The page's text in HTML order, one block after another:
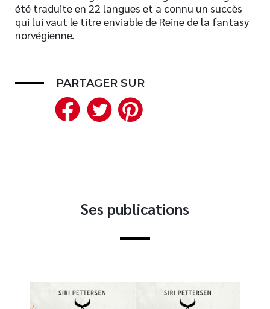
Nouveautés
Meilleurs vendeurs
Page vedette
été traduite en 22 langues et a connu un succès
qui lui vaut le titre enviable de Reine de la fantasy
norvégienne.
PARTAGER SUR
Facebook
Twitter
Ses publications